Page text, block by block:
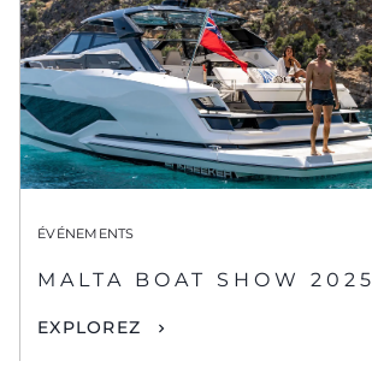
ÉVÉNEMENTS
MALTA BOAT SHOW 2025
EXPLOREZ